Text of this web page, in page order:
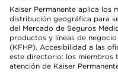
Kaiser Permanente aplica los
distribución geográfica para
del Mercado de Seguros
productos y líneas de
(KFHP). Accesibilidad a las
este directorio: los miembros
atención de Kaiser